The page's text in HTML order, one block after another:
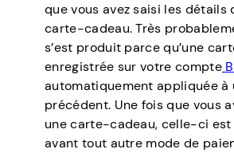
que vous avez saisi les détails
carte-cadeau. Très
s’est produit parce qu’une
enregistrée sur votre compte
automatiquement appliquée à
précédent. Une fois que vous
une carte-cadeau, celle-ci
avant tout autre mode de